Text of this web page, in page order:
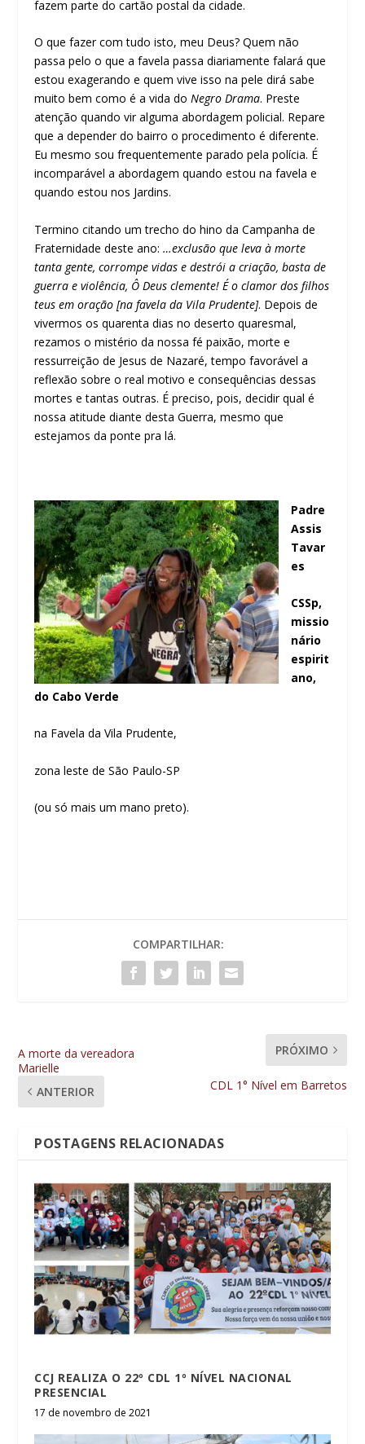
fazem parte do cartão postal da cidade.
O que fazer com tudo isto, meu Deus? Quem não
passa pelo o que a favela passa diariamente falará que
estou exagerando e quem vive isso na pele dirá sabe
muito bem como é a vida doNegro Drama. Preste
atenção quando vir alguma abordagem policial. Repare
que a depender do bairro o procedimento é diferente.
Eu mesmo sou frequentemente parado pela polícia. É
incomparável a abordagem quando estou na favela e
quando estou nos Jardins.
Termino citando um trecho do hino da Campanha de
Fraternidade deste ano:…exclusão que leva à morte
tanta gente, corrompe vidas e destrói a criação, basta de
guerra e violência, Ô Deus clemente! É o clamor dos filhos
teus em oração [na favela da Vila Prudente]. Depois de
vivermos os quarenta dias no deserto quaresmal,
rezamos o mistério da nossa fé paixão, morte e
ressurreição de Jesus de Nazaré, tempo favorável a
reflexão sobre o real motivo e consequências dessas
mortes e tantas outras. É preciso, pois, decidir qual é
nossa atitude diante desta Guerra, mesmo que
estejamos da ponte pra lá.
Padre
Assis
Tavar
es
CSSp,
missio
nário
espirit
ano,
do Cabo Verde
na Favela da Vila Prudente,
zona leste de São Paulo-SP
(ou só mais um mano preto).
COMPARTILHAR:
A morte da vereadora
Marielle
ANTERIOR
PRÓXIMO
CDL 1° Nível em Barretos
POSTAGENS RELACIONADAS
CCJ REALIZA O 22º CDL 1º NÍVEL NACIONAL
PRESENCIAL
17 de novembro de 2021